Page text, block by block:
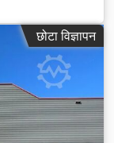
छोटा विज्ञापन